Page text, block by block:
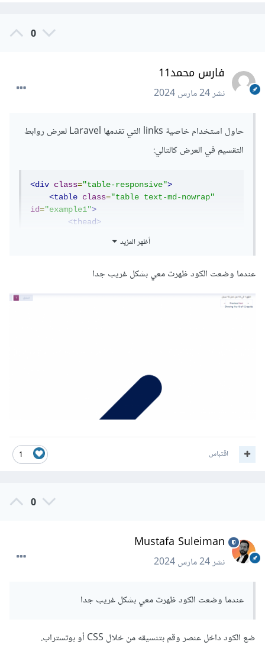
0
فارس محمد11
نشر24 مارس 2024
حاول استخدام خاصية links التي تقدمها Laravel لعرض روابط
التقسيم في العرض كالتالي:
<div class="table-responsive">
<table
class="table text-md-nowrap"
id="example1">
<thead>
<!-- بيانات الصفوف كما هي -
https://wiki.hsoub.com/Laravel/pagination
أظهر المزيد
عندما وضعت الكود ظهرت معي بشكل غريب جدا
1 اقتباس
0
Mustafa Suleiman
نشر24 مارس 2024
عندما وضعت الكود ظهرت معي بشكل غريب جدا
ضع الكود داخل عنصر وقم بتنسيقه من خلال CSS أو بوتستراب.